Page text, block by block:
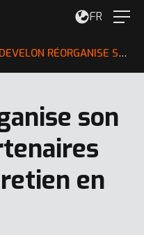
FR
DEVELON RÉORGANISE SON RÉSEAU DE PARTENAIRES VENTES ET ENTRETIEN EN AUTRICHE
son
en